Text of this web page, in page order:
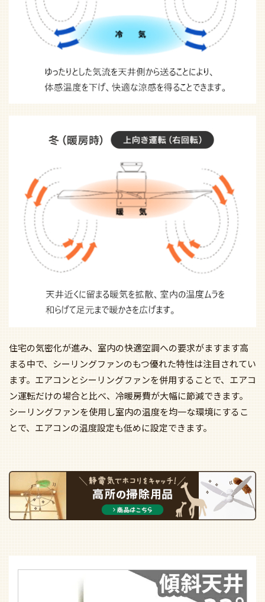
住宅の気密化が進み、室内の快適空調への要求がますます高
まる中で、シーリングファンのもつ優れた特性は注目されてい
ます。エアコンとシーリングファンを併用することで、エアコ
ン運転だけの場合と比べ、冷暖房費が大幅に節減できます。
シーリングファンを使用し室内の温度を均一な環境にするこ
とで、エアコンの温度設定も低めに設定できます。